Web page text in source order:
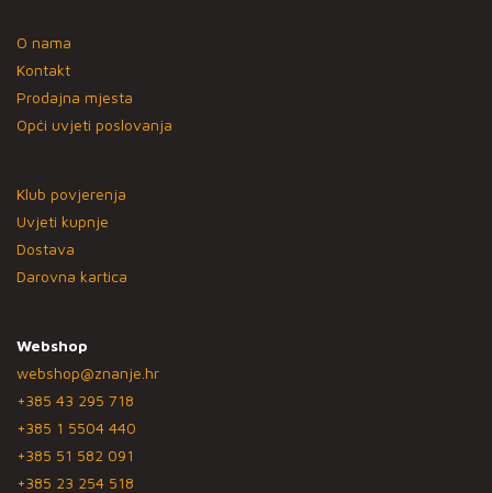
O nama
Kontakt
Prodajna mjesta
Opći uvjeti poslovanja
Klub povjerenja
Uvjeti kupnje
Dostava
Darovna kartica
Webshop
webshop@znanje.hr
+385 43 295 718
+385 1 5504 440
+385 51 582 091
+385 23 254 518